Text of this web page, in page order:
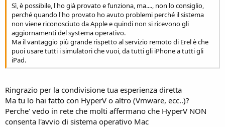
Sì, è possibile, l'ho già provato e funziona, ma...., non lo consiglio,
perché quando l'ho provato ho avuto problemi perché il sistema
non viene riconosciuto da Apple e quindi non si ricevono gli
aggiornamenti del systema operativo.
Ma il vantaggio più grande rispetto al servizio remoto di Erel è che
puoi usare tutti i simulatori che vuoi, da tutti gli iPhone a tutti gli
iPad.
Ringrazio per la condivisione tua esperienza diretta
Ma tu lo hai fatto con HyperV o altro (Vmware, ecc..)?
Perche' vedo in rete che molti affermano che HyperV NON
consenta l'avvio di sistema operativo Mac